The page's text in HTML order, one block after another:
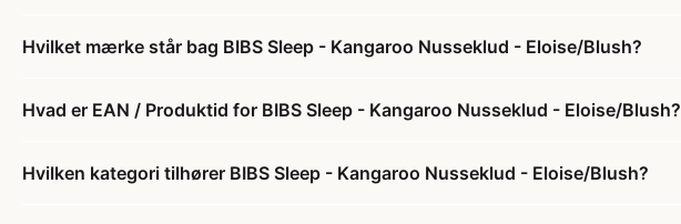
Hvilket mærke står bag BIBS Sleep - Kangaroo Nusseklud - Eloise/Blush?
Hvad er EAN / Produktid for BIBS Sleep - Kangaroo Nusseklud - Eloise/Blush?
Hvilken kategori tilhører BIBS Sleep - Kangaroo Nusseklud - Eloise/Blush?